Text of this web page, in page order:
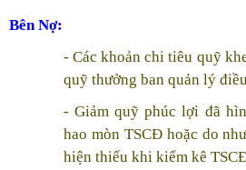
Bên Nợ:
- Các khoản chi tiêu quỹ
quỹ thưởng ban quản lý
- Giảm quỹ phúc lợi đã
hao mòn TSCĐ hoặc do
hiện thiếu khi kiểm kê